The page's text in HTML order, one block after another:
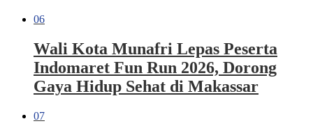
06
Wali Kota Munafri Lepas Peserta
Indomaret Fun Run 2026, Dorong
Gaya Hidup Sehat di Makassar
07